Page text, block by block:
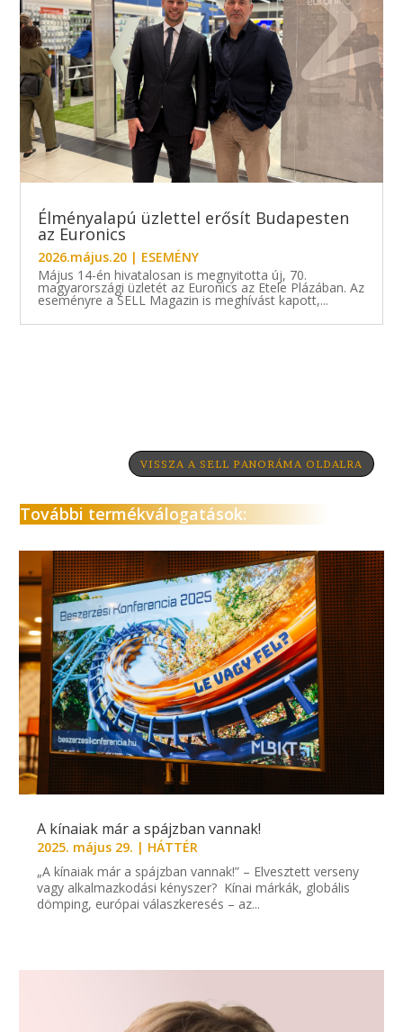
Élményalapú üzlettel erősít Budapesten
az Euronics
2026.május.20 | ESEMÉNY
Május 14-én hivatalosan is megnyitotta új, 70.
magyarországi üzletét az Euronics az Etele Plázában. Az
eseményre a SELL Magazin is meghívást kapott,...
VISSZA A SELL PANORÁMA OLDALRA
További termékválogatások:
A kínaiak már a spájzban vannak!
2025. május 29. | HÁTTÉR
„A kínaiak már a spájzban vannak!” – Elvesztett verseny
vagy alkalmazkodási kényszer? Kínai márkák, globális
dömping, európai válaszkeresés – az...